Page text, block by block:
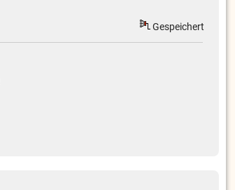
Gespeichert